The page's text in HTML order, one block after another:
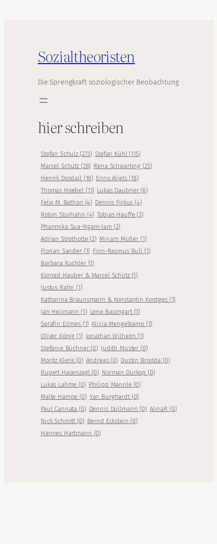
Sozialtheoristen
Die Sprengkraft soziologischer Beobachtung
hier schreiben
Stefan Schulz (273) Stefan Kühl(115)
Marcel Schütz (28) Rena Schwarting (25)
Henrik Dosdall (19) Enno Aljets(18)
Thomas Hoebel (11) Lukas Daubner(6)
Felix M. Bathon (4) Dennis Firkus(4)
Robin Sturhahn (4) Tobias Hauffe(3)
Phanmika Sua-Ngam-Iam (2)
Adrian Strothotte(2) Miriam Müller (1)
Florian Sander (1) Finn-Rasmus Bull (1)
Barbara Kuchler (1)
Konrad Hauber & Marcel Schütz (1)
Justus Rahn(1)
Katharina Braunsmann & Konstantin Kordges (1)
Jan Heilmann(1) Lene Baumgart (1)
Serafin Eilmes (1) Alicia Mengelkamp (1)
Oliver König(1) Jonathan Wilhelm(1)
Stefanie Büchner(0) Judith Muster (0)
Moritz Klenk(0) Andreas(0) Dustin Brodda (0)
Rupert Hasenzagl(0) Norman Dürkop (0)
Lukas Lahme(0) Philipp Männle (0)
Malte Hampe(0) Yan Burghardt (0)
Paul Cannata(0) Dennis Düllmann(0) AlinaR (0)
Nick Schmitt(0) Bernd Eckstein(0)
Hannes Hartmann (0)